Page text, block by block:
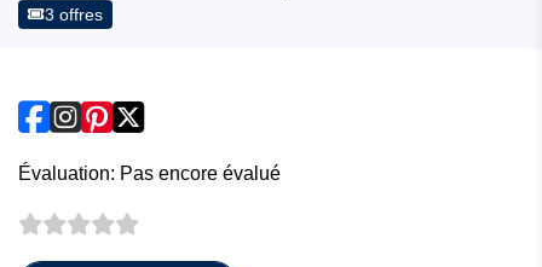
3 offres
Évaluation: Pas encore évalué